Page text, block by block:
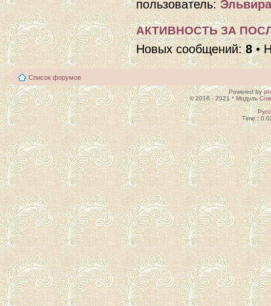
пользователь:
АКТИВНОСТЬ ЗА
Новых сообщений:8•
Список форумов
Powered by
© 2016 - 2021 * Модуль
Time :